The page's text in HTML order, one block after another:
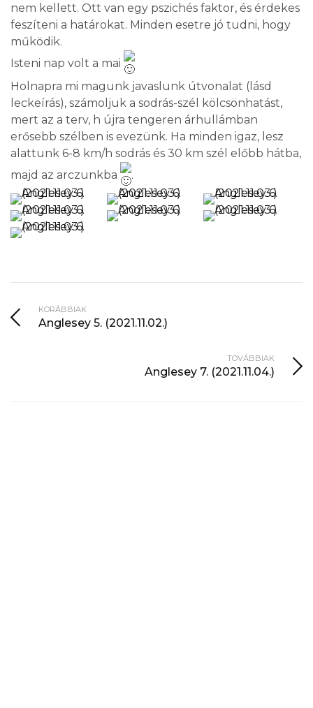
nem kellett. Ott van egy pszichés faktor, és érdekes
feszíteni a határokat. Minden esetre jó tudni, hogy
működik.
Isteni nap volt a mai
Holnapra mi magunk javaslunk útvonalat (lásd
leckeírás), számoljuk a sodrás-szél kölcsönhatást,
mert az a terv, h újra tengeren árhullámban
erősebb szélben is evezünk. Ha minden igaz, lesz
alattunk 6-8 km/h sodrás és 30 km szél előbb hátba,
majd az arczunkba
.
KORÁBBIAK
Anglesey 5. (2021.11.02.)
TOVÁBBIAK
Anglesey 7. (2021.11.04.)